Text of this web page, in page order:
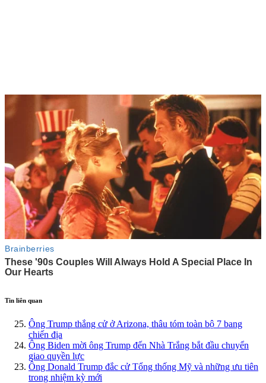
Tin liên quan
Ông Trump thắng cử ở Arizona, thâu tóm toàn bộ 7 bang
chiến địa
Ông Biden mời ông Trump đến Nhà Trắng bắt đầu chuyển
giao quyền lực
Ông Donald Trump đắc cử Tổng thống Mỹ và những ưu tiên
trong nhiệm kỳ mới